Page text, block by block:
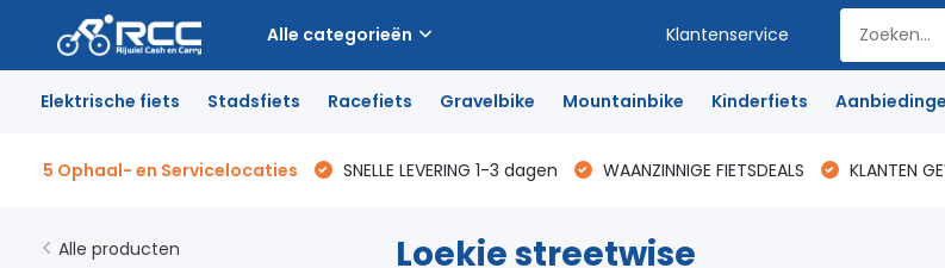
Alle categorieën Klantenservice
Elektrische fiets Stadsfiets Racefiets Gravelbike Mountainbike Kinderfiets
5 Ophaal- en Servicelocaties SNELLE LEVERING 1-3 dagen WAANZINNIGE FIETSDEALS KLANTEN
Alle producten Loekie streetwise